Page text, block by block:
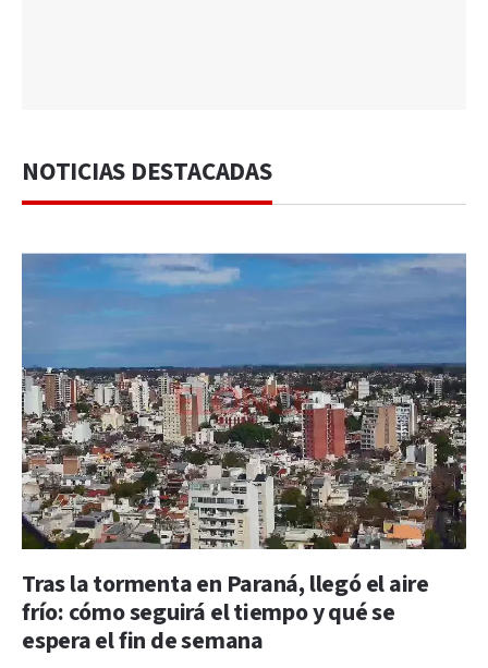
NOTICIAS DESTACADAS
Tras la tormenta en Paraná, llegó el aire
frío: cómo seguirá el tiempo y qué se
espera el fin de semana